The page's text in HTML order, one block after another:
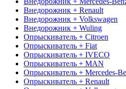
Внедорожник + Renault
Внедорожник + Volkswagen
Внедорожник + Wuling
Опрыскиватель + Citroen
Опрыскиватель + Fiat
Опрыскиватель + IVECO
Опрыскиватель + MAN
Опрыскиватель + Mercedes-
Опрыскиватель + Renault